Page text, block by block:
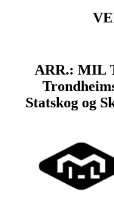
ARR.: MIL
Statskog og